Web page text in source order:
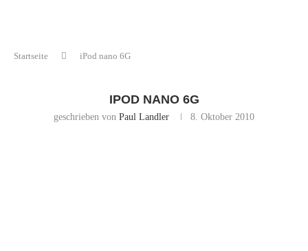
Startseite iPod nano 6G
IPOD NANO 6G
geschrieben von Paul Landler 8. Oktober 2010